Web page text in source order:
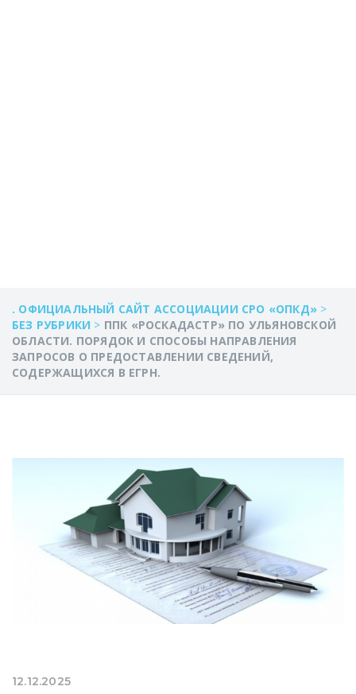
. ОФИЦИАЛЬНЫЙ САЙТ АССОЦИАЦИИ СРО «ОПКД» >
БЕЗ РУБРИКИ > ППК «РОСКАДАСТР» ПО УЛЬЯНОВСКОЙ
ОБЛАСТИ. ПОРЯДОК И СПОСОБЫ НАПРАВЛЕНИЯ
ЗАПРОСОВ О ПРЕДОСТАВЛЕНИИ СВЕДЕНИЙ,
СОДЕРЖАЩИХСЯ В ЕГРН.
12.12.2025